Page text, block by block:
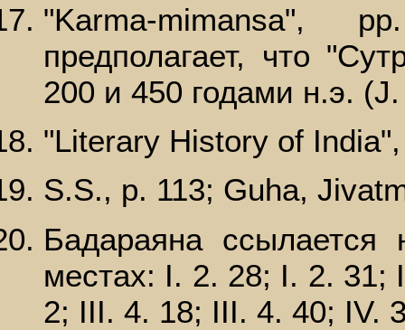
"Karma-mimansa",
предполагает, что
200 и 450 годами н.э.
"Literary History of
S.S., p. 113; Guha,
Бадараяна
местах: I. 2. 28; I. 2.
2; III. 4. 18; III. 4. 40; IV.